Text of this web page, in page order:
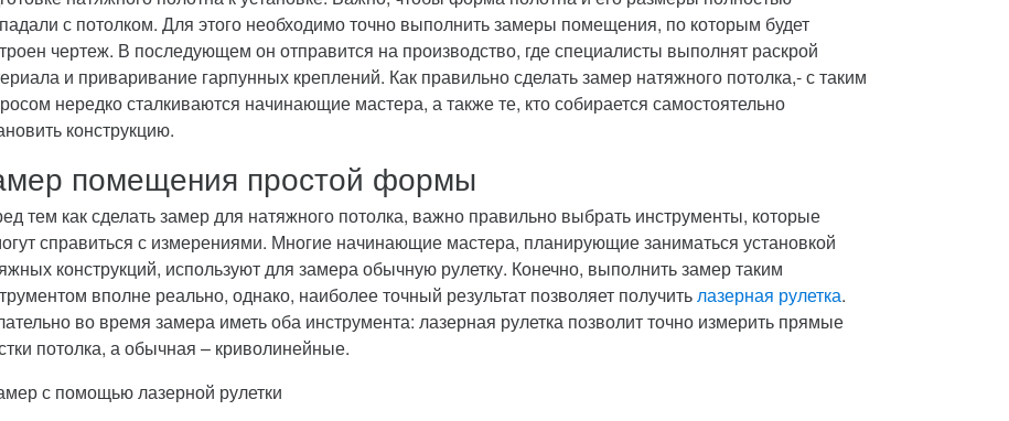
с потолком. Для этого необходимо точно выполнить замеры помещения, по которым будет
чертеж. В последующем он отправится на производство, где специалисты выполнят раскрой
и приваривание гарпунных креплений. Как правильно сделать замер натяжного потолка,- с таким
нередко сталкиваются начинающие мастера, а также те, кто собирается самостоятельно
конструкцию.
помещения простой формы
тем как сделать замер для натяжного потолка, важно правильно выбрать инструменты, которые
справиться с измерениями. Многие начинающие мастера, планирующие заниматься установкой
конструкций, используют для замера обычную рулетку. Конечно, выполнить замер таким
вполне реально, однако, наиболее точный результат позволяет получитьлазерная рулетка.
во время замера иметь оба инструмента: лазерная рулетка позволит точно измерить прямые
потолка, а обычная – криволинейные.